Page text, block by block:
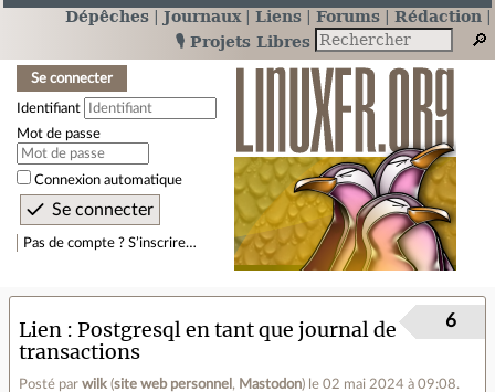
Dépêches Journaux Liens Forums
Rédaction
🎙️ Projets Libres
Se connecter
Identifiant
Mot de passe
Connexion automatique
Pas de compte ? S’inscrire…
Lien
Postgresql en tant que journal de
transactions
Posté par wilk (site web personnel , Mastodon) le 02 mai 2024 à 09:08.
6